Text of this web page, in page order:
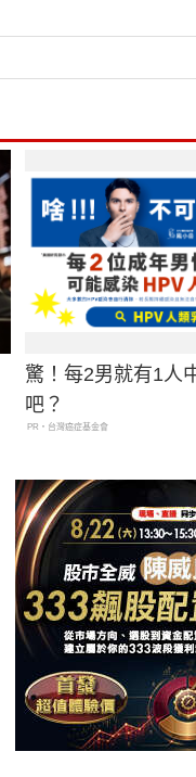
驚！每2男就有1人
吧？
PR・台灣癌症基金會